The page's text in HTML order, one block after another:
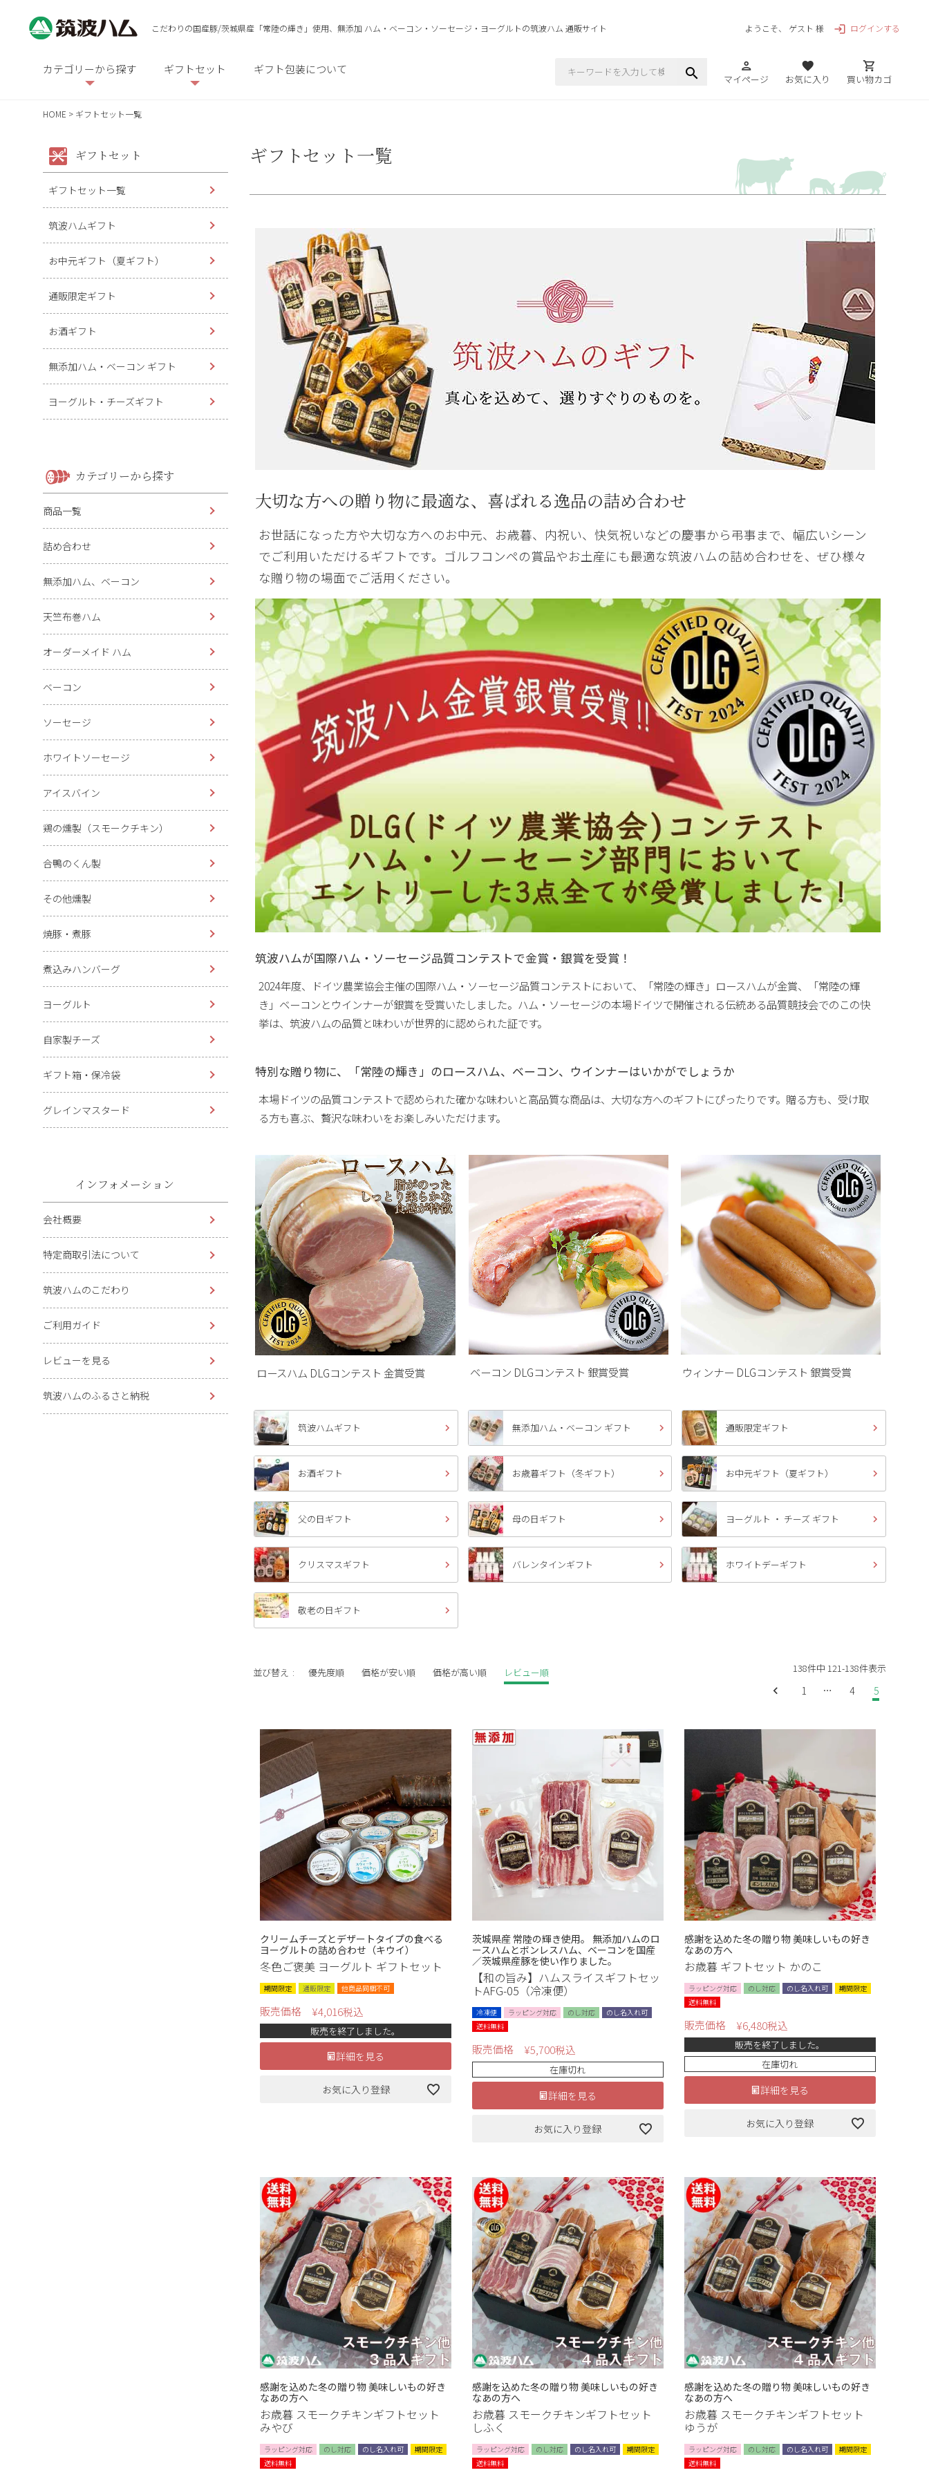
こだわりの国産豚/茨城県産「常陸の輝き」使用、無添加 ハム・ベーコン・ソーセージ・ヨーグルトの筑波ハム 通販サイト ようこそ、 ゲスト 様 login ログインする
カテゴリーから探す ギフトセット ギフト包装について search person
マイページ
favorite
お気に入り
shopping_cart
買い物カゴ
HOME ギフトセット一覧
ギフトセット
ギフトセット一覧
筑波ハムギフト
お中元ギフト（夏ギフト）
通販限定ギフト
お酒ギフト
無添加ハム・ベーコン ギフト
ヨーグルト・チーズギフト
カテゴリーから探す
商品一覧
詰め合わせ
無添加ハム、ベーコン
天竺布巻ハム
オーダーメイド ハム
ベーコン
ソーセージ
ホワイトソーセージ
アイスバイン
鶏の燻製（スモークチキン）
合鴨のくん製
その他燻製
焼豚・煮豚
煮込みハンバーグ
ヨーグルト
自家製チーズ
ギフト箱・保冷袋
グレインマスタード
インフォメーション
会社概要
特定商取引法について
筑波ハムのこだわり
ご利用ガイド
レビューを見る
筑波ハムのふるさと納税
ギフトセット一覧
大切な方への贈り物に最適な、喜ばれる逸品の詰め合わせ
お世話になった方や大切な方へのお中元、お歳暮、内祝い、快気祝いなどの慶事から弔事まで、幅広いシーン
でご利用いただけるギフトです。ゴルフコンペの賞品やお土産にも最適な筑波ハムの詰め合わせを、ぜひ様々
な贈り物の場面でご活用ください。
筑波ハムが国際ハム・ソーセージ品質コンテストで金賞・銀賞を受賞！
2024年度、ドイツ農業協会主催の国際ハム・ソーセージ品質コンテストにおいて、「常陸の輝き」ロースハムが金賞、「常陸の輝
き」ベーコンとウインナーが銀賞を受賞いたしました。ハム・ソーセージの本場ドイツで開催される伝統ある品質競技会でのこの快
挙は、筑波ハムの品質と味わいが世界的に認められた証です。
特別な贈り物に、「常陸の輝き」のロースハム、ベーコン、ウインナーはいかがでしょうか
本場ドイツの品質コンテストで認められた確かな味わいと高品質な商品は、大切な方へのギフトにぴったりです。贈る方も、受け取
る方も喜ぶ、贅沢な味わいをお楽しみいただけます。
ロースハム DLGコンテスト 金賞受賞 ベーコン DLGコンテスト 銀賞受賞 ウィンナー DLGコンテスト 銀賞受賞
筑波ハムギフト 無添加ハム・ベーコン ギフト 通販限定ギフト
お酒ギフト お歳暮ギフト（冬ギフト） お中元ギフト（夏ギフト）
父の日ギフト 母の日ギフト ヨーグルト ・ チーズ ギフト
クリスマスギフト バレンタインギフト ホワイトデーギフト
敬老の日ギフト
並び替え 優先度順 価格が安い順 価格が高い順 レビュー順 138件中 121-138件表示
1 … 4 5
クリームチーズとデザートタイプの食べる
ヨーグルトの詰め合わせ（キウイ）
冬色ご褒美 ヨーグルト ギフトセット
期間限定 通販限定 他商品同梱不可
販売価格 ¥4,016税込
販売を終了しました。
詳細を見る
お気に入り登録
茨城県産 常陸の輝き使用。 無添加ハムのロ
ースハムとボンレスハム、ベーコンを国産
／茨城県産豚を使い作りました。
【和の旨み】ハムスライスギフトセッ
トAFG-05（冷凍便）
冷凍便 ラッピング対応 のし対応
のし名入れ可
送料無料
販売価格 ¥5,700税込
在庫切れ
詳細を見る
お気に入り登録
感謝を込めた冬の贈り物 美味しいもの好き
なあの方へ
お歳暮 ギフトセット かのこ
ラッピング対応 のし対応 のし名入れ可
期間限定
送料無料
販売価格 ¥6,480税込
販売を終了しました。
在庫切れ
詳細を見る
お気に入り登録
感謝を込めた冬の贈り物 美味しいもの好き
なあの方へ
お歳暮 スモークチキンギフトセット
みやび
ラッピング対応 のし対応 のし名入れ可
期間限定
送料無料
感謝を込めた冬の贈り物 美味しいもの好き
なあの方へ
お歳暮 スモークチキンギフトセット
しふく
ラッピング対応 のし対応 のし名入れ可
期間限定
送料無料
感謝を込めた冬の贈り物 美味しいもの好き
なあの方へ
お歳暮 スモークチキンギフトセット
ゆうが
ラッピング対応 のし対応 のし名入れ可
期間限定
送料無料